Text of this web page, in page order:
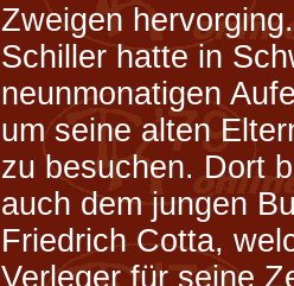
Zweigen
Schiller hatte in
neunmonatigen
um seine alten
zu besuchen. Dort
auch dem jungen
Friedrich Cotta,
Verleger für seine